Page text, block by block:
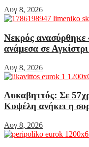
Αυγ 8, 2026
Νεκρός ανασύρθηκε
ανάμεσα σε
Αυγ 8, 2026
Λυκαβηττός: Σε
Κυψέλη ανήκει η
Αυγ 8, 2026